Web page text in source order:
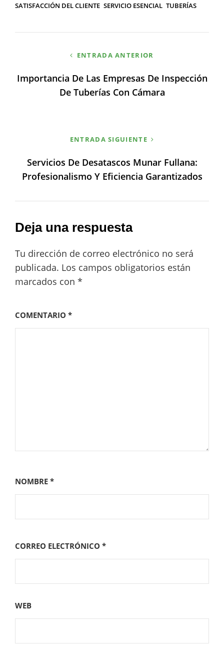
SATISFACCIÓN DEL CLIENTE SERVICIO ESENCIAL TUBERÍAS
entradas
ENTRADA ANTERIOR
Importancia De Las Empresas De Inspección
De Tuberías Con Cámara
ENTRADA SIGUIENTE
Servicios De Desatascos Munar Fullana:
Profesionalismo Y Eficiencia Garantizados
Deja una respuesta
Tu dirección de correo electrónico no será
publicada. Los campos obligatorios están
marcados con *
COMENTARIO *
NOMBRE *
CORREO ELECTRÓNICO *
WEB